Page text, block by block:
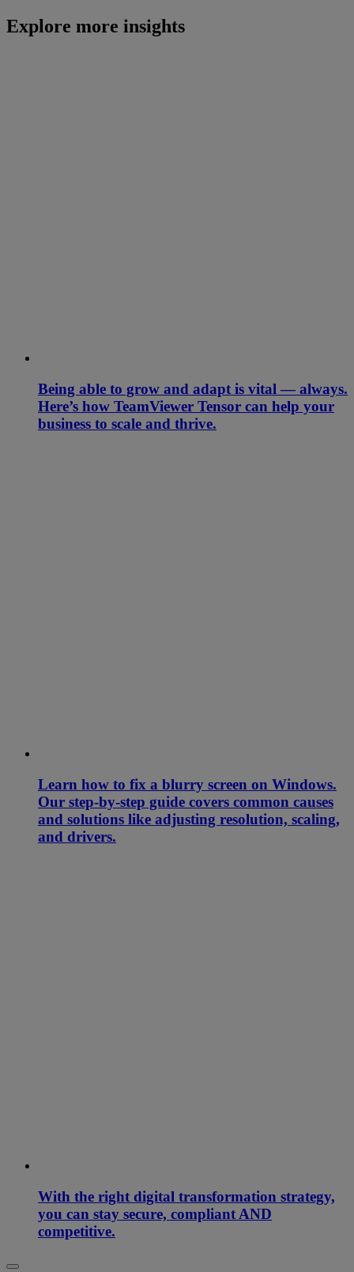
Explore more insights
Being able to grow and adapt is vital — always.
Here’s how TeamViewer Tensor can help your
business to scale and thrive.
Learn how to fix a blurry screen on Windows.
Our step-by-step guide covers common causes
and solutions like adjusting resolution, scaling,
and drivers.
With the right digital transformation strategy,
you can stay secure, compliant AND
competitive.